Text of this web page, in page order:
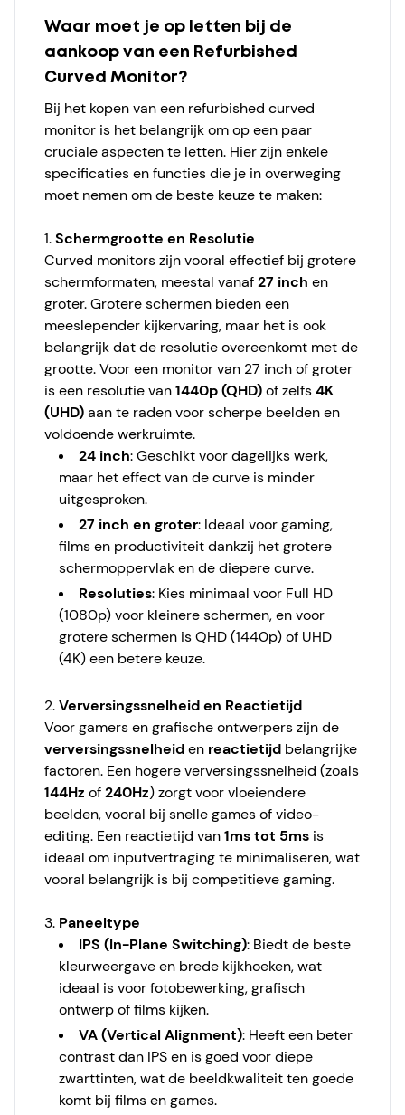
Waar moet je op letten bij de
aankoop van een Refurbished
Curved Monitor?
Bij het kopen van een refurbished curved
monitor is het belangrijk om op een paar
cruciale aspecten te letten. Hier zijn enkele
specificaties en functies die je in overweging
moet nemen om de beste keuze te maken:
1.Schermgrootte en Resolutie
Curved monitors zijn vooral effectief bij grotere
schermformaten, meestal vanaf27 inch en
groter. Grotere schermen bieden een
meeslepender kijkervaring, maar het is ook
belangrijk dat de resolutie overeenkomt met de
grootte. Voor een monitor van 27 inch of groter
is een resolutie van1440p (QHD)of zelfs4K
(UHD)aan te raden voor scherpe beelden en
voldoende werkruimte.
24 inch: Geschikt voor dagelijks werk,
maar het effect van de curve is minder
uitgesproken.
27 inch en groter: Ideaal voor gaming,
films en productiviteit dankzij het grotere
schermoppervlak en de diepere curve.
Resoluties: Kies minimaal voor Full HD
(1080p) voor kleinere schermen, en voor
grotere schermen is QHD (1440p) of UHD
(4K) een betere keuze.
2.Verversingssnelheid en Reactietijd
Voor gamers en grafische ontwerpers zijn de
verversingssnelheiden reactietijd belangrijke
factoren. Een hogere verversingssnelheid (zoals
144Hz of240Hz) zorgt voor vloeiendere
beelden, vooral bij snelle games of video-
editing. Een reactietijd van1ms tot 5ms is
ideaal om inputvertraging te minimaliseren, wat
vooral belangrijk is bij competitieve gaming.
3. Paneeltype
IPS (In-Plane Switching): Biedt de beste
kleurweergave en brede kijkhoeken, wat
ideaal is voor fotobewerking, grafisch
ontwerp of films kijken.
VA (Vertical Alignment): Heeft een beter
contrast dan IPS en is goed voor diepe
zwarttinten, wat de beeldkwaliteit ten goede
komt bij films en games.